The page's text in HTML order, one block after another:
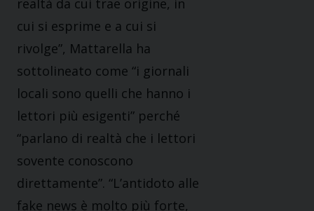
realtà da cui trae origine, in
cui si esprime e a cui si
rivolge”, Mattarella ha
sottolineato come “i giornali
locali sono quelli che hanno i
lettori più esigenti” perché
“parlano di realtà che i lettori
sovente conoscono
direttamente”. “L’antidoto alle
fake news è molto più forte,